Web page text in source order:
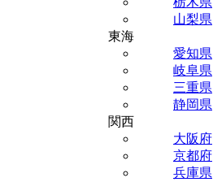
山梨県
東海
愛知県
岐阜県
三重県
静岡県
関西
大阪府
京都府
兵庫県